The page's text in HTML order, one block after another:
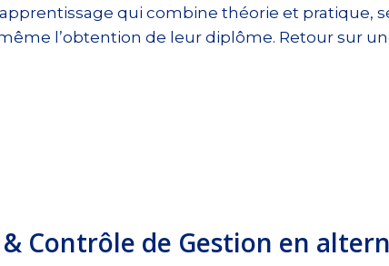
qui combine théorie et pratique,
l’obtention de leur diplôme. Retour sur
Contrôle de Gestion en